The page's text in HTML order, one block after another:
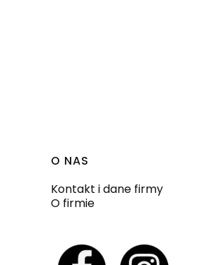
Linki w stopce
O NAS
Kontakt i dane firmy
O firmie